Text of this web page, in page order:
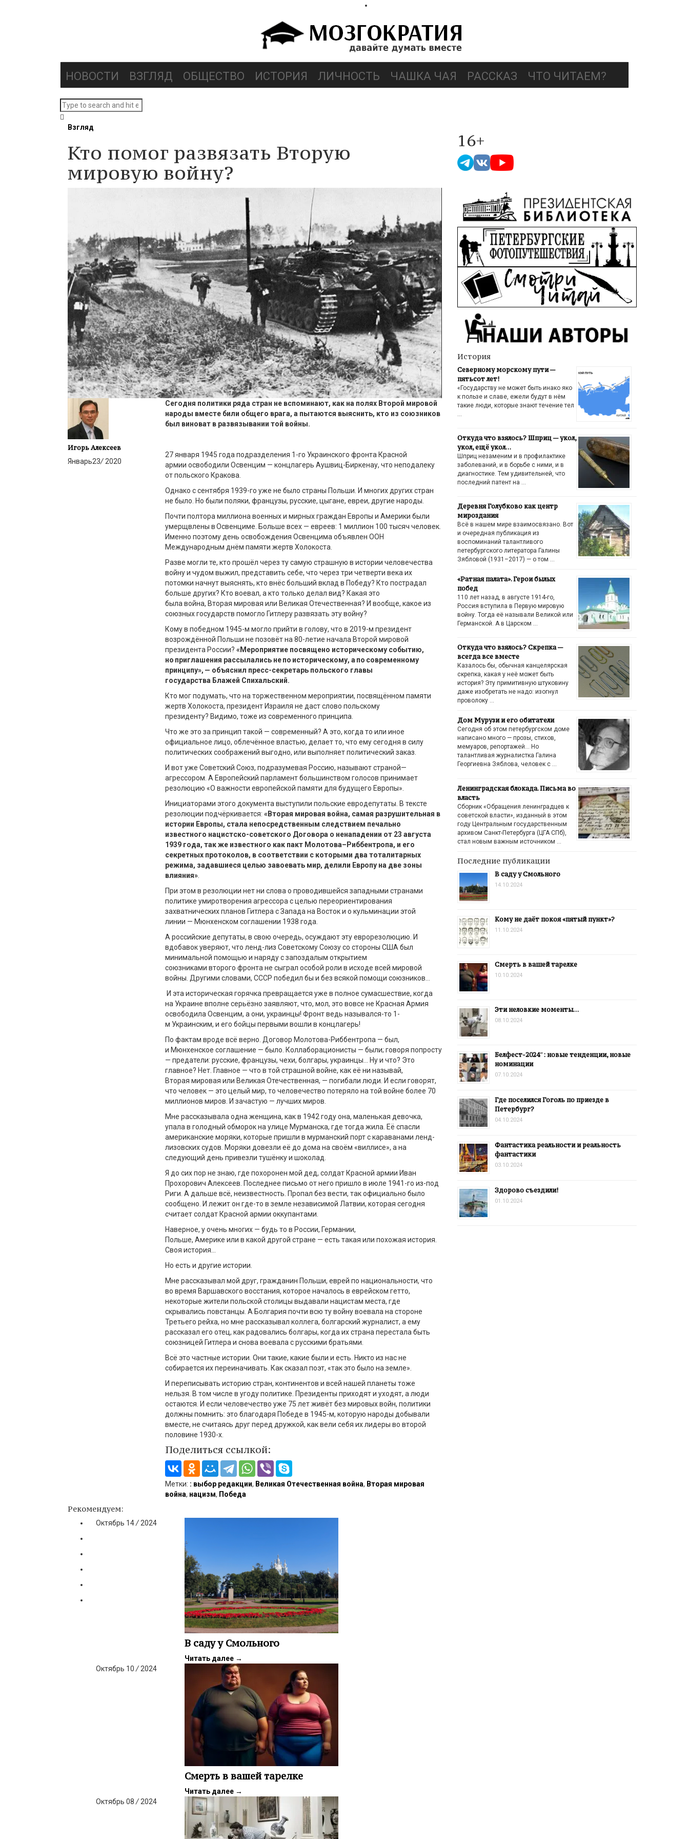
НОВОСТИ ВЗГЛЯД ОБЩЕСТВО ИСТОРИЯ ЛИЧНОСТЬ ЧАШКА ЧАЯ РАССКАЗ ЧТО ЧИТАЕМ?
Взгляд
Кто помог развязать Вторую
мировую войну?
Игорь Алексеев
Январь23/ 2020
Сегодня политики ряда стран не вспоминают, как на полях Второй мировой
народы вместе били общего врага, а пытаются выяснить, кто из союзников
был виноват в развязывании той войны.
27 января 1945 года подразделения 1-го Украинского фронта Красной
армии освободили Освенцим — концлагерь Аушвиц-Биркенау, что неподалеку
от польского Кракова.
Однако с сентября 1939-го уже не было страны Польши. И многих другихстран
не было. Но были поляки, французы, русские, цыгане, евреи, другие народы.
Почти полтора миллиона военных и мирных граждан Европы и Америки были
умерщвлены в Освенциме . Больше всех — евреев: 1 миллион 100 тысяч человек
Именно поэтому день освобождения Освенцима объявлен ООН
Международным днём памяти жертв Холокоста
Разве могли те, кто прошёл через ту самую страшную в истории человечества
войну и чудом выжил, представить себе, что через три четверти века их
потомки начнут выяснять, кто внёс больший вклад в Победу? Кто пострадал
больше других? Кто воевал, а кто только делал вид? Какая это
была война, Вторая мировая или Великая Отечественная? И вообще, какое из
союзных государств помогло Гитлеру развязать эту войну?
Кому в победном 1945-м могло прийти в голову, что в 2019-м президент
возрождённой Польши не позовёт на 80-летие начала Второй мировой
президента России? «Мероприятие посвящено историческому событию,
но приглашения рассылались не по историческому, а по современному
принципу», — объяснил пресс-секретарь польского главы
государства Блажей Спихальский.
Кто мог подумать, что на торжественном мероприятии, посвящённом памяти
жертв Холокоста, президент Израиля не даст слово польскому
президенту? Видимо, тоже из современного принципа.
Что же это за принцип такой — современный? А это, когда то или иное
официальное лицо, облечённое властью, делает то, что ему сегодня в силу
политических соображений выгодно, или выполняет политический заказ.
И вот уже Советский Союз, подразумевая Россию, называют страной—
агрессором. А Европейский парламент большинством голосов принимает
резолюцию «О важности европейской памяти для будущего Европы»
Инициаторами этого документа выступили польские евродепутаты . В тексте
резолюции подчёркивается: «Вторая мировая война, самая разрушительная в
истории Европы, стала непосредственным следствием печально
известного нацистско-советского Договора о ненападении от 23 августа
1939 года, также известного как пакт Молотова– Риббентропа, и его
секретных протоколов, в соответствии с которыми два тоталитарных
режима, задавшиеся целью завоевать мир, делили Европу на две зоны
влияния»
При этом в резолюции нет ни слова о проводившейся западными странами
политике умиротворения агрессора с целью переориентирования
захватнических планов Гитлера с Запада на Восток и о кульминации этой
линии — Мюнхенском соглашении 1938 года
А российские депутаты, в свою очередь, осуждают этуеврорезолюцию И
вдобавокуверяют, что ленд-лиз Советскому Союзу со стороны США был
минимальной помощью и наряду с запоздалым открытием
союзниками второго фронта не сыграл особой роли в исходе всей мировой
войны. Другими словами, СССР победил бы и без всякой помощи союзников…
И эта историческая горячка превращается уже в полное сумасшествие, когда
на Украине вполне серьёзно заявляют, что, мол, это вовсе не Красная Армия
освободила Освенцим, а они, украинцы! Фронтведь назывался-то 1-
м Украинским, и его бойцы первыми вошли в концлагерь!
По фактам вроде всё верно. Д оговор Молотова-Риббентропа — был,
и Мюнхенское соглашение — было Коллаборационисты — были; говоря попросту
— предатели: русские, французы, чехи, болгары, украинцы Ну и что? Это
главное? Нет. Главное — что в той страшной войне, как её ни называй,
Вторая мировая или Великая Отечественная, — погибали люди И если говорят,
что человек — это целый мир, то человечество потеряло на той войне более 70
миллионов миров. И зачастую — лучших миров.
Мне рассказывала одна женщина, какв 1942 году она, маленькая девочка,
упала в голодный обморок на улице Мурманска, где тогда жила. Её спасли
американские моряки, которые пришли в мурманский порт с караванами ленд-
лизовскихсудов Моряки довезли её до дома на своём «виллисе», а на
следующий день привезли тушёнку и шоколад
Я до сих пор не знаю, где похоронен мой дед, солдат Красной армии Иван
Прохорович Алексеев. Последнее письмо от него пришло в июле 1941-го из-под
Риги. А дальше всё, неизвестность. Пропал без вести, так официально было
сообщено. И лежит он где-то в земле независимой Латвии, которая сегодня
считаетсолдат Красной армии оккупантами
Наверное, уочень многих — будь то в России, Германии,
Польше, Америке или в какой другой стране — есть такая или похожая история.
Своя история
Но есть и другие истории.
Мне рассказывал мой друг, гражданин Польши, еврей по национальности, что
во время Варшавского восстания, которое началось в еврейском гетто,
некоторые жители польской столицы выдавали нацистам места, где
скрывались повстанцы. А Болгария почти всю ту войну воевала на стороне
Третьего рейха, но мне рассказывал коллега, болгарский журналист, а ему
рассказал его отец, как радовались болгары, когда их страна перестала быть
союзницей Гитлера и снова воевала с русскими братьями.
Всё это частные истории. Они такие, какие были и есть. Никто из нас не
собирается их переиначивать. Как сказал поэт, «так это было на земле».
И переписывать историю стран, континентов и всей нашей планеты тоже
нельзя. В том числе в угоду политике . Президенты приходят и уходят, а люди
остаются. И если человечество уже 75 лет живёт без мировыхвойн, политики
должны помнить: это благодаря Победе в 1945-м, которую народы добывали
вместе, не считаясь друг перед дружкой, как вели себя их лидеры во второй
половине 1930-х.
Поделиться ссылкой:
Метки: : выбор редакции, Великая Отечественная война, Вторая мировая
война, нацизм, Победа
Рекомендуем:
Октябрь 14/ 2024
В саду у Смольного
Читать далее →
Октябрь 10 / 2024
Смерть в вашей тарелке
Читать далее →
Октябрь 08 / 2024
16+
История
Северному морскому пути —
пятьсот лет!
«Государству не может быть инако яко
к пользе и славе, ежели будут в нём
такие люди, которые знают течение тел
Откуда что взялось? Шприц — укол,
укол, ещё укол…
Шприц незаменим и в профилактике
заболеваний, и в борьбе с ними, и в
диагностике. Тем удивительней, что
последний патент на …
Деревня Голубково как центр
мироздания
Всё в нашем мире взаимосвязано. Вот
и очередная публикация из
воспоминаний талантливого
петербургского литератора Галины
Зябловой (1931–2017) — о том …
«Ратная палата». Герои былых
побед
110 лет назад, в августе 1914-го,
Россия вступила в Первую мировую
войну. Тогда её называли Великой или
Германской. А в Царском …
Откуда что взялось? Скрепка —
всегда все вместе
Казалось бы, обычная канцелярская
скрепка, какая у неё может быть
история? Эту примитивную штуковину
даже изобретать не надо: изогнул
проволоку …
Дом Мурузи и его обитатели
Сегодня об этом петербургском доме
написано много — прозы, стихов,
мемуаров, репортажей… Но
талантливая журналистка Галина
Георгиевна Зяблова, человек с …
Ленинградская блокада. Письма во
власть
Сборник «Обращения ленинградцев к
советской власти», изданный в этом
году Центральным государственным
архивом Санкт-Петербурга (ЦГА СПб),
стал новым важным источником …
Последние публикации
В саду у Смольного
14.10.2024
Кому не даёт покоя «пятый пункт»?
11.10.2024
Смерть в вашей тарелке
10.10.2024
Эти неловкие моменты…
08.10.2024
Белфест-2024″: новые тенденции, новые
номинации
07.10.2024
Где поселился Гоголь по приезде в
Петербург?
04.10.2024
Фантастика реальности и реальность
фантастики
03.10.2024
Здорово съездили!
01.10.2024